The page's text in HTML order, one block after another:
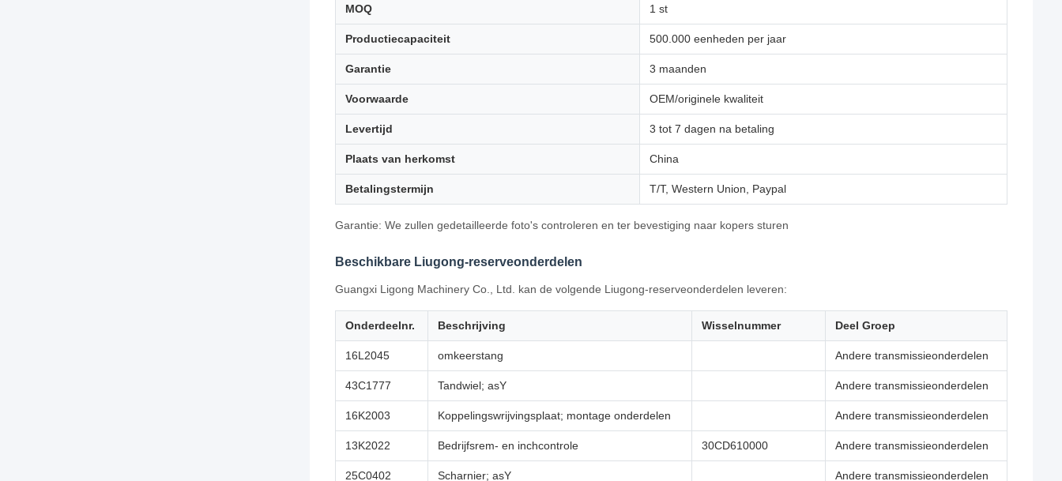
MOQ 1 st
Productiecapaciteit 500.000 eenheden per jaar
Garantie 3 maanden
Voorwaarde OEM/originele kwaliteit
Levertijd 3 tot 7 dagen na betaling
Plaats van herkomst China
Betalingstermijn T/T, Western Union, Paypal
Garantie: We zullen gedetailleerde foto's controleren en ter bevestiging naar kopers sturen
Beschikbare Liugong-reserveonderdelen
Guangxi Ligong Machinery Co., Ltd. kan de volgende Liugong-reserveonderdelen leveren:
Onderdeelnr. Beschrijving Wisselnummer Deel Groep
16L2045 omkeerstang Andere transmissieonderdelen
43C1777 Tandwiel; asY Andere transmissieonderdelen
16K2003 Koppelingswrijvingsplaat; montage onderdelen Andere transmissieonderdelen
13K2022 Bedrijfsrem- en inchcontrole 30CD610000 Andere transmissieonderdelen
25C0402 Scharnier; asY Andere transmissieonderdelen